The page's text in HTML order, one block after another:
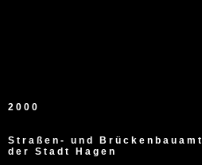
2000
Straßen- und Brückenbauamt
der Stadt Hagen